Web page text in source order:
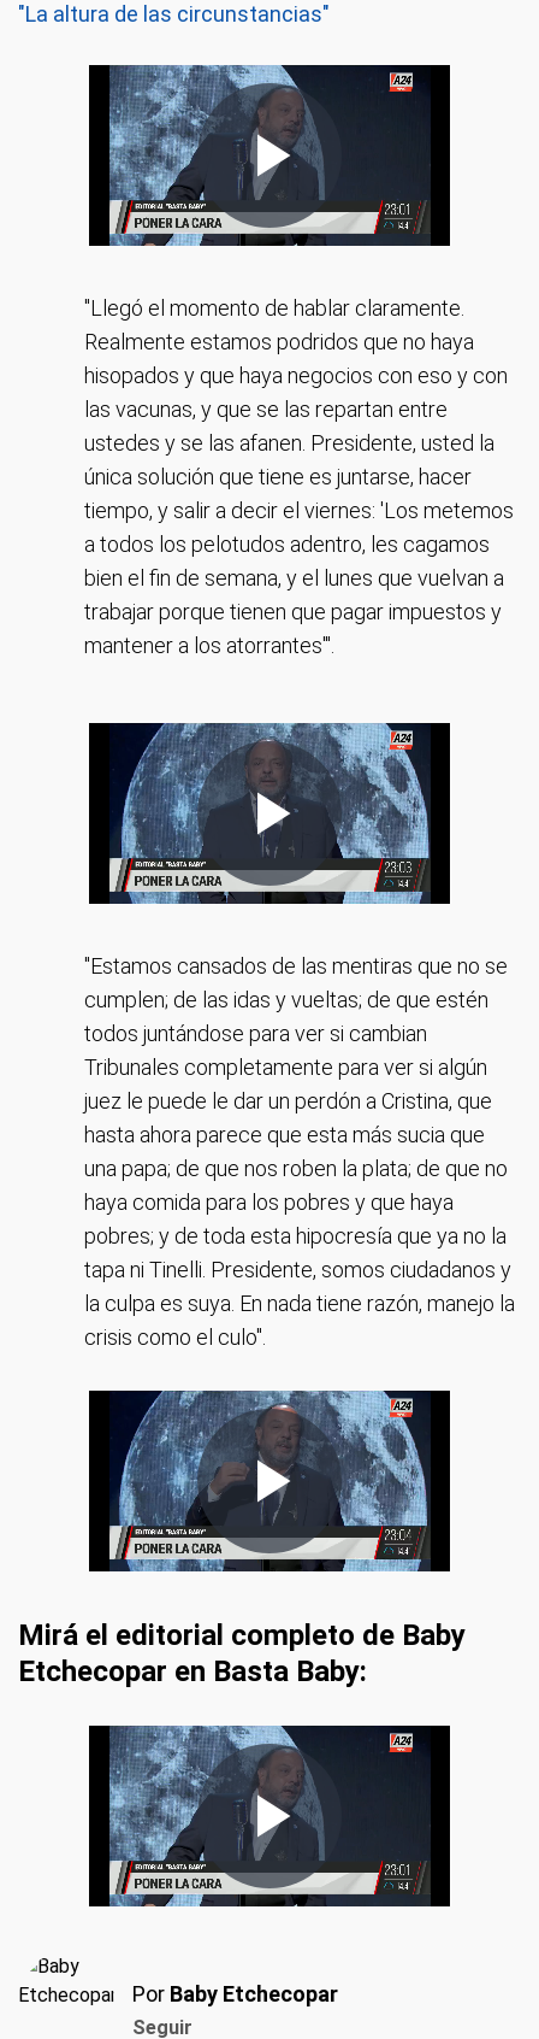
"La altura de las circunstancias"
"Llegó el momento de hablar claramente.
Realmente estamos podridos que no haya
hisopados y que haya negocios con eso y con
las vacunas, y que se las repartan entre
ustedes y se las afanen. Presidente, usted la
única solución que tiene es juntarse, hacer
tiempo, y salir a decir el viernes: 'Los metemos
a todos los pelotudos adentro, les cagamos
bien el fin de semana, y el lunes que vuelvan a
trabajar porque tienen que pagar impuestos y
mantener a los atorrantes'".
"Estamos cansados de las mentiras que no se
cumplen; de las idas y vueltas; de que estén
todos juntándose para ver si cambian
Tribunales completamente para ver si algún
juez le puede le dar un perdón a Cristina, que
hasta ahora parece que esta más sucia que
una papa; de que nos roben la plata; de que no
haya comida para los pobres y que haya
pobres; y de toda esta hipocresía que ya no la
tapa ni Tinelli. Presidente, somos ciudadanos y
la culpa es suya. En nada tiene razón, manejo la
crisis como el culo".
Mirá el editorial completo de Baby
Etchecopar en Basta Baby:
Por Baby Etchecopar
Seguir